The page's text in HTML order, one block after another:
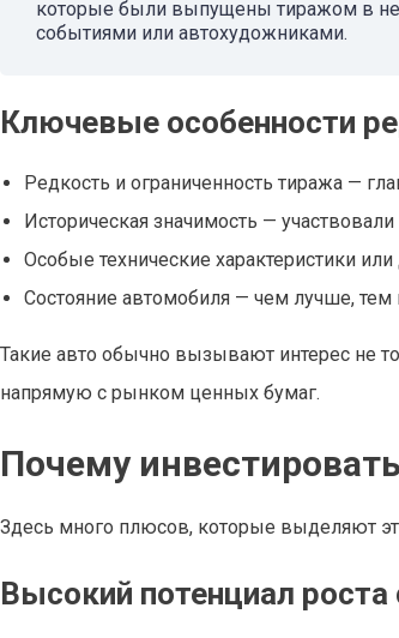
которые были выпущены тиражом в
событиями или автохудожниками.
Ключевые особенности
Редкость и ограниченность тиража —
Историческая значимость —
Особые технические характеристики
Состояние автомобиля — чем лучше,
Такие авто обычно вызывают интерес не
напрямую с рынком ценных бумаг.
Почему
Здесь много плюсов, которые выделяют
Высокий потенциал роста